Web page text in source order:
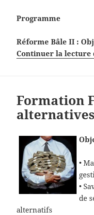
Programme
Réforme Bâle II :
Continuer la lecture
Formation
•
•
de
alternatifs